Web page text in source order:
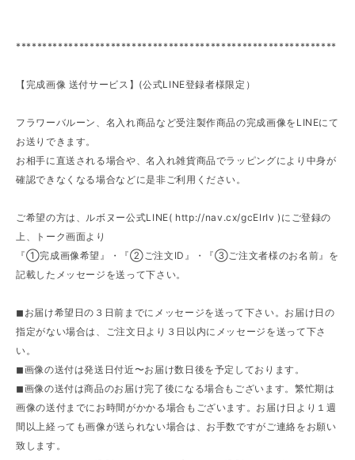
*************************************************************
【完成画像 送付サービス】(公式LINE登録者様限定）
フラワーバルーン、名入れ商品など受注製作商品の完成画像をLINEにて
お送りできます。
お相手に直送される場合や、名入れ雑貨商品でラッピングにより中身が
確認できなくなる場合などに是非ご利用ください。
ご希望の方は、ルボヌー公式LINE( http://nav.cx/gcEIrIv )にご登録の
上、トーク画面より
『①完成画像希望』・『②ご注文ID』・『③ご注文者様のお名前』を
記載したメッセージを送って下さい。
◼︎お届け希望日の３日前までにメッセージを送って下さい。お届け日の
指定がない場合は、ご注文日より３日以内にメッセージを送って下さ
い。
◼︎画像の送付は発送日付近〜お届け数日後を予定しております。
◼︎画像の送付は商品のお届け完了後になる場合もございます。繁忙期は
画像の送付までにお時間がかかる場合もございます。お届け日より１週
間以上経っても画像が送られない場合は、お手数ですがご連絡をお願い
致します。